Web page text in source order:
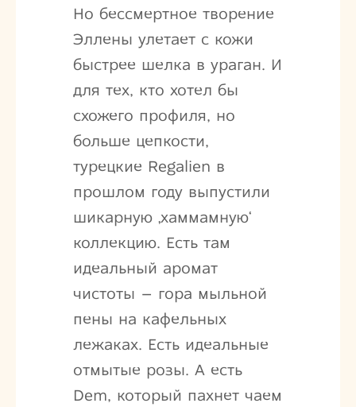
Но бессмертное творение
Эллены улетает с кожи
быстрее шелка в ураган. И
для тех, кто хотел бы
схожего профиля, но
больше цепкости,
турецкие Regalien в
прошлом году выпустили
шикарную ‚хаммамную‘
коллекцию. Есть там
идеальный аромат
чистоты – гора мыльной
пены на кафельных
лежаках. Есть идеальные
отмытые розы. А есть
Dem, который пахнет чаем